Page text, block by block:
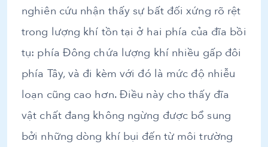
nghiên cứu nhận thấy sự bất đối xứng rõ rệt
trong lượng khí tồn tại ở hai phía của đĩa bồi
tụ: phía Đông chứa lượng khí nhiều gấp đôi
phía Tây, và đi kèm với đó là mức độ nhiễu
loạn cũng cao hơn. Điều này cho thấy đĩa
vật chất đang không ngừng được bổ sung
bởi những dòng khí bụi đến từ môi trường